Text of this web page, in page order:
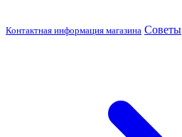
Контактная информация магазина Советы